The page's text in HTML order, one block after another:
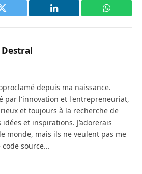
Twitter LinkedIn
depuis ma naissance.
par l'innovation et l'entrepreneuriat,
et toujours à la recherche de
idées et inspirations. J’adorerais
monde, mais ils ne veulent pas me
source...